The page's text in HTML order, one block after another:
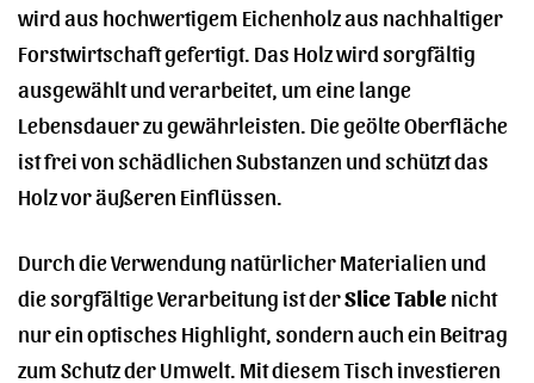
wird aus hochwertigem Eichenholz aus nachhaltiger
Forstwirtschaft gefertigt. Das Holz wird sorgfältig
ausgewählt und verarbeitet, um eine lange
Lebensdauer zu gewährleisten. Die geölte Oberfläche
ist frei von schädlichen Substanzen und schützt das
Holz vor äußeren Einflüssen.
Durch die Verwendung natürlicher Materialien und
die sorgfältige Verarbeitung ist derSlice Tablenicht
nur ein optisches Highlight, sondern auch ein Beitrag
zum Schutz der Umwelt. Mit diesem Tisch investieren